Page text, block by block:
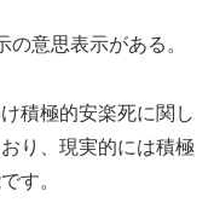
意思表示がある。
積極的安楽死に関し
り、現実的には積極
す。